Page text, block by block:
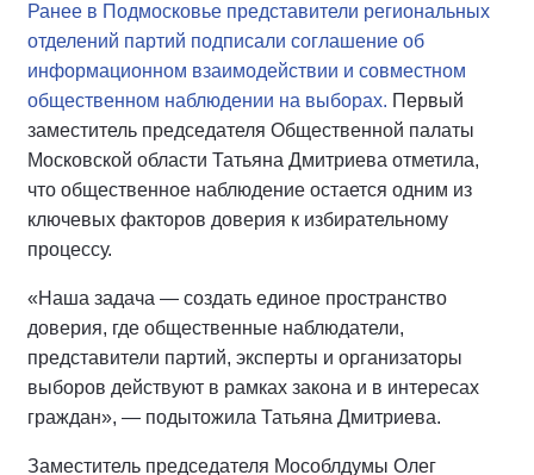
Ранее в Подмосковье представители региональных
отделений партий подписали соглашение об
информационном взаимодействии и совместном
общественном наблюдении на выборах. Первый
заместитель председателя Общественной палаты
Московской области Татьяна Дмитриева отметила,
что общественное наблюдение остается одним из
ключевых факторов доверия к избирательному
процессу.
«Наша задача — создать единое пространство
доверия, где общественные наблюдатели,
представители партий, эксперты и организаторы
выборов действуют в рамках закона и в интересах
граждан», — подытожила Татьяна Дмитриева.
Заместитель председателя Мособлдумы Олег